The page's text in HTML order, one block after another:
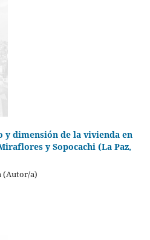
y dimensión de la vivienda en
y Sopocachi (La Paz,
(Autor/a)